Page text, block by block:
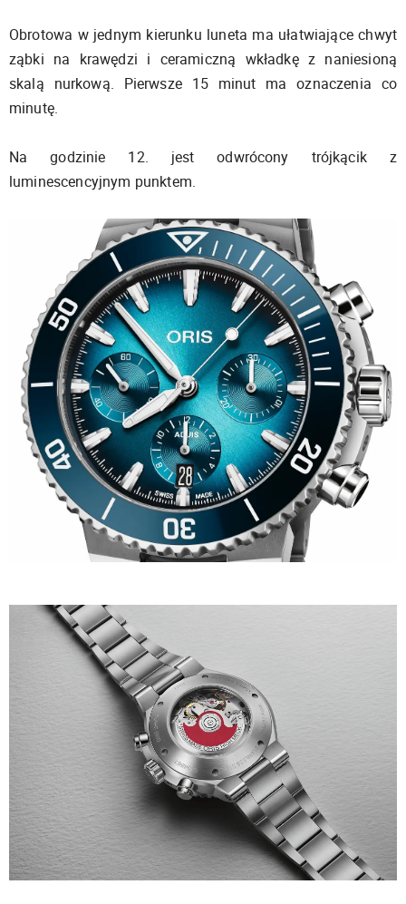
Obrotowa w jednym kierunku luneta ma ułatwiające chwyt
ząbki na krawędzi i ceramiczną wkładkę z naniesioną
skalą nurkową. Pierwsze 15 minut ma oznaczenia co
minutę.
Na godzinie 12. jest odwrócony trójkącik z
luminescencyjnym punktem.